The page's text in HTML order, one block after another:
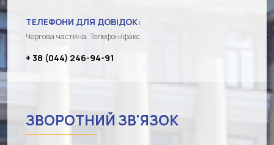
ТЕЛЕФОНИ ДЛЯ ДОВІДОК:
Чергова частина. Телефон/факс
+ 38 (044) 246-94-91
ЗВОРОТНИЙ ЗВ'ЯЗОК